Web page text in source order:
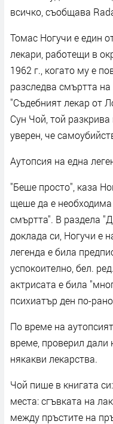
всичко, съобщава
Томас Ногучи е един
лекари, работещи в
1962 г., когато му е
разследва смъртта
"Съдебният лекар от
Сун Чой, той разкрива
уверен, че
Аутопсия на една
"Беше просто", каза
щеше да е необходима
смъртта". В раздела
доклада си, Ногучи е
легенда е била
успокоително, бел.
актрисата е била
психиатър ден по-
По време на
време, проверил
някакви лекарства.
Чой пише в книгата
места: сгъвката на
между пръстите на